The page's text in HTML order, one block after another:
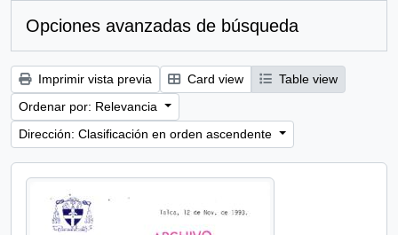
Opciones avanzadas de búsqueda
Imprimir vista previa Card view
Table view
Ordenar por: Relevancia
Dirección: Clasificación en orden ascendente